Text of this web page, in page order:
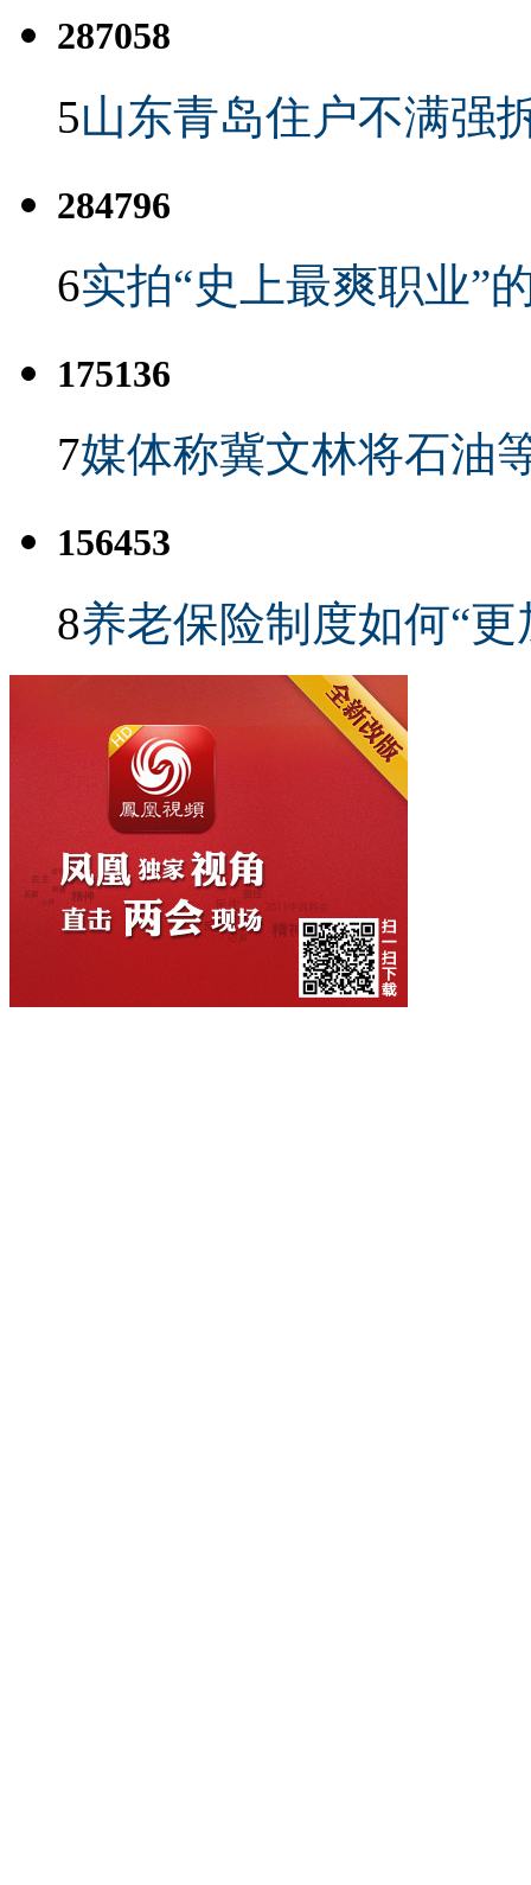
287058
5山东青岛住户不满强
284796
6实拍“史上最爽职业”
175136
7媒体称冀文林将石油
156453
8养老保险制度如何“